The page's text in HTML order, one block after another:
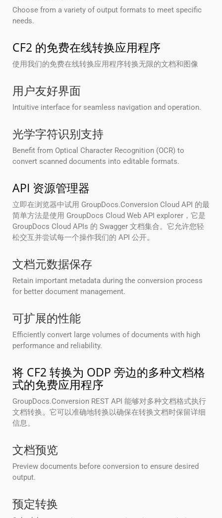
Choose from a variety of output formats to meet specific
needs.
CF2 的免费在线转换应用程序
使用我们的免费在线转换应用程序转换无限的文档和图像
用户友好界面
Intuitive interface for seamless navigation and operation.
光学字符识别支持
Benefit from Optical Character Recognition (OCR) to
convert scanned documents into editable formats.
API 资源管理器
立即在浏览器中试用 GroupDocs.Conversion Cloud API 的最
简单方法是使用 GroupDocs Cloud Web API explorer，它是
GroupDocs Cloud APIs 的 Swagger 文档集合。它允许您轻
松交互并尝试每一个操作我们的 API 公开。
文档元数据保存
Retain important metadata during the conversion process
for better document management.
可扩展的性能
Efficiently convert large volumes of documents with high
performance and reliability.
将 CF2 转换为 ODP 旁边的多种文档格
式的免费应用程序
GroupDocs.Conversion REST API 能够对多种文档格式执行
文档转换。它可以准确地转换以确保在转换文档时保留详细
信息。
文档预览
Preview documents before conversion to ensure desired
output.
预定转换